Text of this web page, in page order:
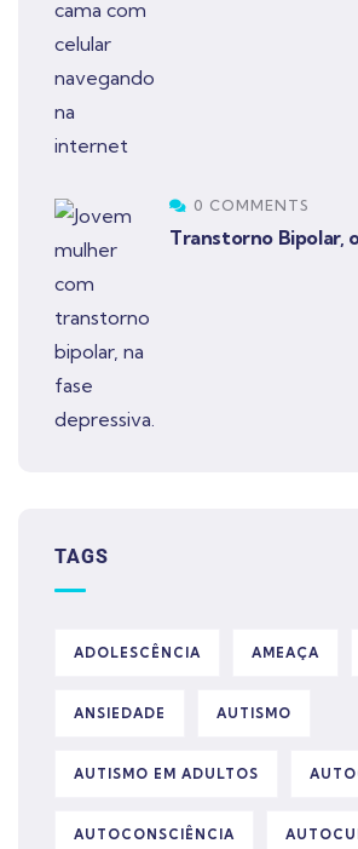
0 COMMENTS
Transtorno Bipolar,
TAGS
ADOLESCÊNCIA AMEAÇA
ANSIEDADE AUTISMO
AUTISMO EM ADULTOS
AUTOCONSCIÊNCIA